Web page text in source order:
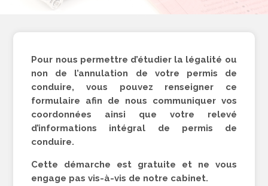
Pour nous permettre d’étudier la légalité ou
non de l’annulation de votre permis de
conduire, vous pouvez renseigner ce
formulaire afin de nous communiquer vos
coordonnées ainsi que votre relevé
d’informations intégral de permis de
conduire.
Cette démarche est gratuite et ne vous
engage pas vis-à-vis de notre cabinet.